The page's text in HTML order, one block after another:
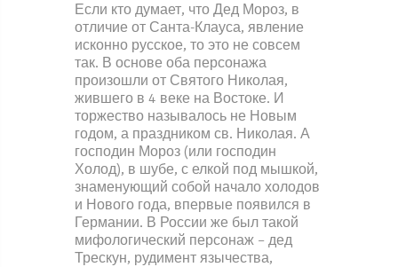
Если кто думает, что Дед Мороз, в
отличие от Санта-Клауса, явление
исконно русское, то это не совсем
так. В основе оба персонажа
произошли от Святого Николая,
жившего в 4 веке на Востоке. И
торжество называлось не Новым
годом, а праздником св. Николая. А
господин Мороз (или господин
Холод), в шубе, с елкой под мышкой,
знаменующий собой начало холодов
и Нового года, впервые появился в
Германии. В России же был такой
мифологический персонаж – дед
Трескун, рудимент язычества,